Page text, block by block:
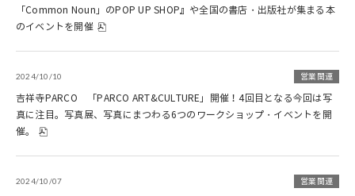
「Common Noun」のPOP UP SHOP』や全国の書店・出版社が集まる本
のイベントを開催
2024/10/10 営業関連
吉祥寺PARCO 「PARCO ART&CULTURE」開催！4回目となる今回は写
真に注目。写真展、写真にまつわる6つのワークショップ・イベントを開
催。
2024/10/07 営業関連